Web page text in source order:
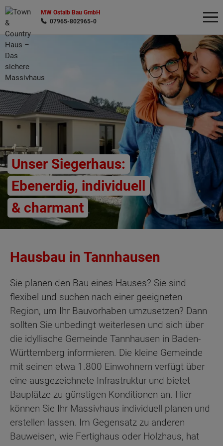
MW Ostalb Bau GmbH
07965-802965-0
Unser Siegerhaus:
Ebenerdig, individuell
& charmant
Hausbau in Tannhausen
Sie planen den Bau eines Hauses? Sie sind
flexibel und suchen nach einer geeigneten
Region, um Ihr Bauvorhaben umzusetzen? Dann
sollten Sie unbedingt weiterlesen und sich über
die idyllische Gemeinde Tannhausen in Baden-
Württemberg informieren. Die kleine Gemeinde
mit seinen etwa 1.800 Einwohnern verfügt über
eine ausgezeichnete Infrastruktur und bietet
Bauplätze zu günstigen Konditionen an. Hier
können Sie Ihr Massivhaus individuell planen und
erstellen lassen. Im Gegensatz zu anderen
Bauweisen, wie Fertighaus oder Holzhaus, hat
Wonach möchten Sie suchen?